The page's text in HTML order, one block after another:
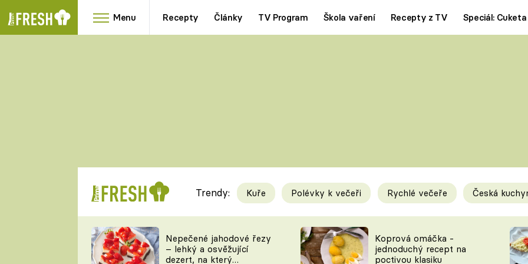
Menu Recepty Články TV Program Škola vaření Recepty z TV Speciál: Cuketa
RYCHLOVKY
Videorecepty
TEĎ VAŘÍ ŠÉF!
Tipy a triky
KAM ZA JÍDLEM
Trendy: Kuře Polévky k večeři Rychlé večeře Česká
Nepečené jahodové řezy
– lehký a osvěžující
dezert, na který
Koprová omáčka -
jednoduchý recept na
poctivou klasiku